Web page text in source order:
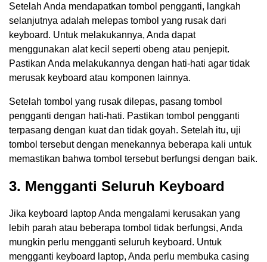
Setelah Anda mendapatkan tombol pengganti, langkah
selanjutnya adalah melepas tombol yang rusak dari
keyboard. Untuk melakukannya, Anda dapat
menggunakan alat kecil seperti obeng atau penjepit.
Pastikan Anda melakukannya dengan hati-hati agar tidak
merusak keyboard atau komponen lainnya.
Setelah tombol yang rusak dilepas, pasang tombol
pengganti dengan hati-hati. Pastikan tombol pengganti
terpasang dengan kuat dan tidak goyah. Setelah itu, uji
tombol tersebut dengan menekannya beberapa kali untuk
memastikan bahwa tombol tersebut berfungsi dengan baik.
3. Mengganti Seluruh Keyboard
Jika keyboard laptop Anda mengalami kerusakan yang
lebih parah atau beberapa tombol tidak berfungsi, Anda
mungkin perlu mengganti seluruh keyboard. Untuk
mengganti keyboard laptop, Anda perlu membuka casing